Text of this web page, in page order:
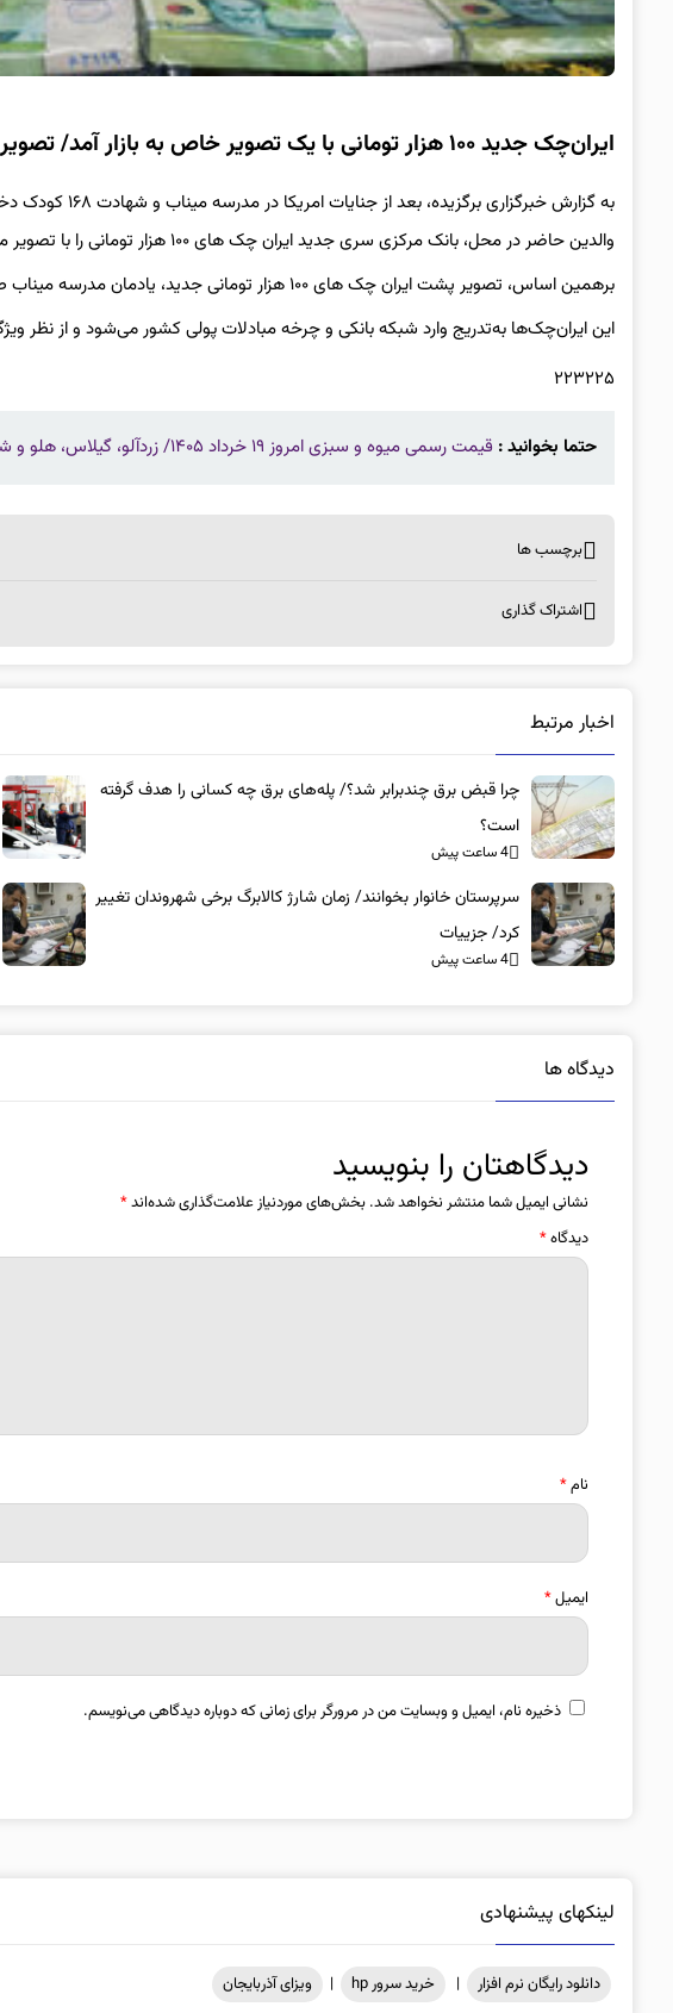
ایران‌چک جدید ۱۰۰ هزار تومانی با یک تصویر خاص به بازار آمد/ تصویر جدید ایران‌چک‌ها چه تغییری کرد؟
به گزارش
والدین حاضر در محل، بانک مرکزی سری جدید ایران چک های ۱۰۰ هزار تومانی را با تصویر مدرسه میناب چاپ کرد.
برهمین اساس، تصویر پشت ایران چک های ۱۰۰ هزار تومانی جدید، یادمان مدرسه میناب طراحی شده است.
این ایران‌چک‌ها به‌تدریج وارد شبکه بانکی و چرخه مبادلات پولی کشور می‌شود و از نظر
۲۲۳۲۲۵
حتما بخوانید : قیمت رسمی میوه و سبزی امروز ۱۹ خرداد ۱۴۰۵/ زردآلو، گیلاس، هلو و شلیل چند؟ + جدول
برچسب ها
اشتراک گذاری
اخبار مرتبط
چرا قبض برق چندبرابر شد؟/ پله‌های برق چه کسانی را هدف گرفته
است؟
4 ساعت پیش
سرپرستان خانوار بخوانند/ زمان شارژ کالابرگ برخی شهروندان تغییر
کرد/ جزییات
4 ساعت پیش
دیدگاه ها
دیدگاهتان را بنویسید
نشانی ایمیل شما منتشر نخواهد شد. بخش‌های موردنیاز علامت‌گذاری شده‌اند*
دیدگاه*
نام*
ایمیل*
ذخیره نام، ایمیل و وبسایت من در مرورگر برای زمانی که دوباره دیدگاهی می‌نویسم.
لینکهای پیشنهادی
دانلود رایگان نرم افزار | خرید سرور hp | ویزای آذربایجان